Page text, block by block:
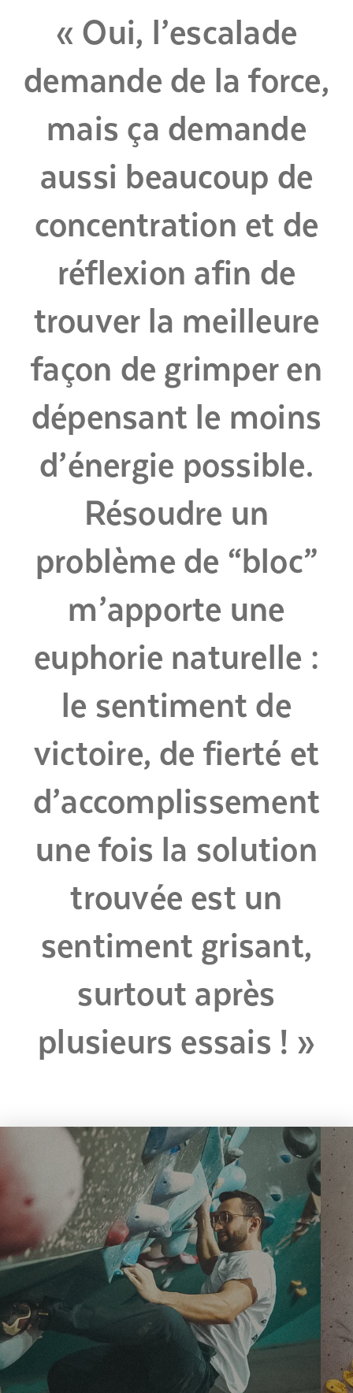
« Oui, l’escalade
demande de la force,
mais ça demande
aussi beaucoup de
concentration et de
réflexion afin de
trouver la meilleure
façon de grimper en
dépensant le moins
d’énergie possible.
Résoudre un
problème de “bloc”
m’apporte une
euphorie naturelle :
le sentiment de
victoire, de fierté et
d’accomplissement
une fois la solution
trouvée est un
sentiment grisant,
surtout après
plusieurs essais ! »